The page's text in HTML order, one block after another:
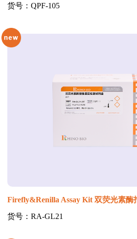
货号：QPF-105
Firefly&Renilla Assay Kit 双荧光素酶
货号：RA-GL21